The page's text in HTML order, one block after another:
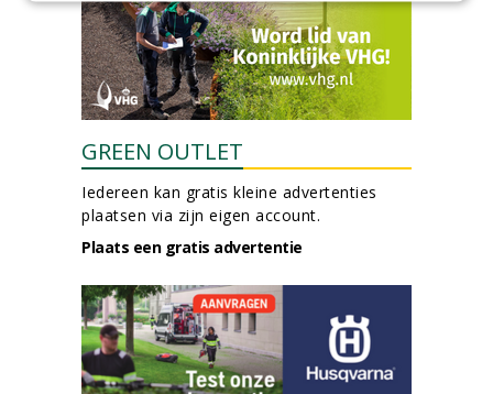
GREEN OUTLET
Iedereen kan gratis kleine advertenties
plaatsen via zijn eigen account.
Plaats een gratis advertentie